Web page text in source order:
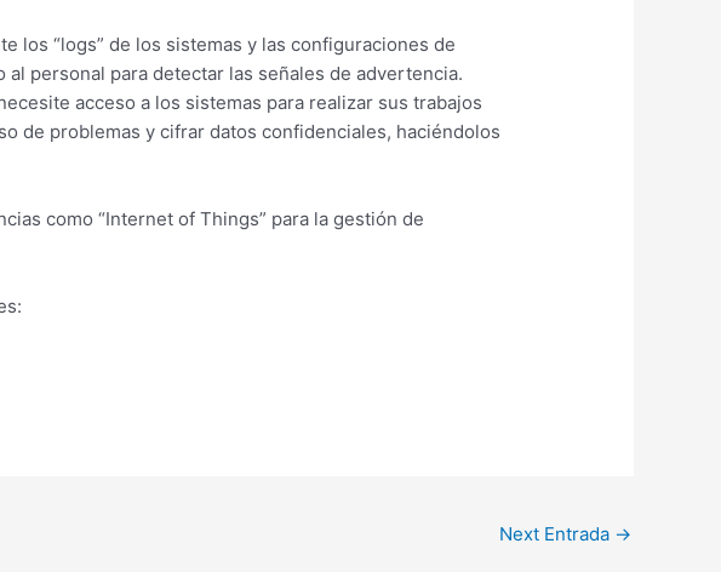
los “logs” de los sistemas y las configuraciones de
personal para detectar las señales de advertencia.
acceso a los sistemas para realizar sus trabajos
de problemas y cifrar datos confidenciales, haciéndolos
como “Internet of Things” para la gestión de
Next Entrada →